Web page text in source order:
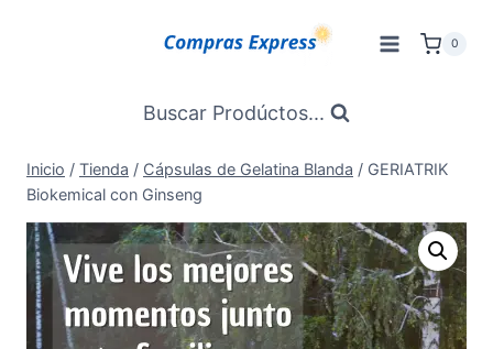
0
Buscar Prodúctos...
Inicio / Tienda / Cápsulas de Gelatina Blanda / GERIATRIK
Biokemical con Ginseng